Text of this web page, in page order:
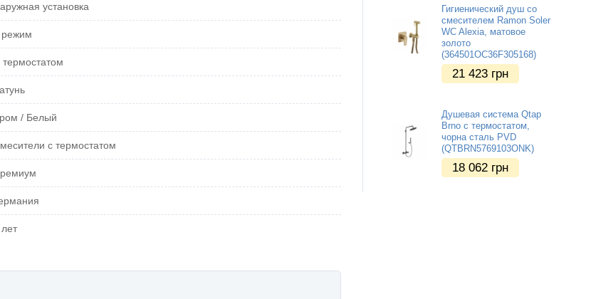
установка
режим
/ Белый
с термостатом
Гигиенический душ со
смесителем Ramon Soler
WC Alexia, матовое
золото
(364501OC36F305168)
21 423 грн
Душевая система Qtap
Brno с термостатом,
чорна сталь PVD
(QTBRN5769103ONK)
18 062 грн